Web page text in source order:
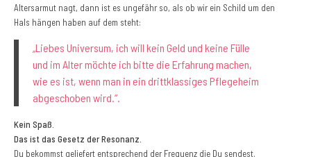
Altersarmut nagt, dann ist es ungefähr so, als ob wir ein Schild um den
Hals hängen haben auf dem steht:
„Liebes Universum, ich will kein Geld und keine Fülle
und im Alter möchte ich bitte die Erfahrung machen,
wie es ist, wenn man in ein drittklassiges Pflegeheim
abgeschoben wird.“.
Kein Spaß.
Das ist das Gesetz der Resonanz.
Du bekommst geliefert entsprechend der Frequenz die Du sendest.